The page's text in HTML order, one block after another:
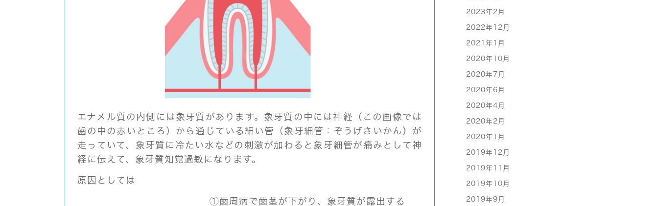
エナメル質の内側には象牙質があります。象牙質の中には神経（この画像では
歯の中の赤いところ）から通じている細い管（象牙細管：ぞうげさいかん）が
走っていて、象牙質に冷たい水などの刺激が加わると象牙細管が痛みとして神
経に伝えて、象牙質知覚過敏になります。
原因としては
①歯周病で歯茎が下がり、象牙質が露出する
2023年2月
2022年12月
2021年1月
2020年10月
2020年7月
2020年6月
2020年4月
2020年2月
2020年1月
2019年12月
2019年11月
2019年10月
2019年9月